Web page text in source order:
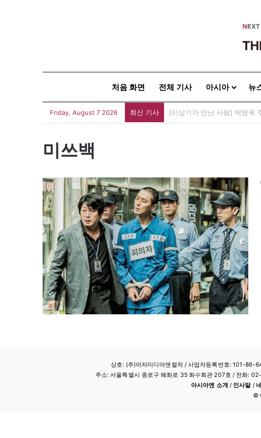
처음 화면 전체 기사 아시아 뉴
Friday, August 7 2026 최신 기사
미쓰백
상호: (주)아자미디어앤컬처 /사업자등록번호: 101-86-
주소: 서울특별시 종로구 혜화로 35 화수회관 207호 / 전화:
아시아엔 소개 / 인사말/
©